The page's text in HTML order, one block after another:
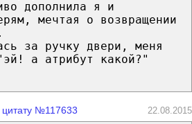
дополнила я и
мечтая о возвращении
за ручку двери, меня
а атрибут какой?"
№117633 22.08.2015